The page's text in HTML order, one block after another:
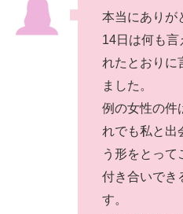
本当にありが
14日は何も言
れたとおりに
ました。
例の女性の件
れでも私と出
う形をとって
付き合いでき
す。